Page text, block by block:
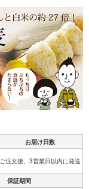
お届け日数
ご注文後、3営業日以内に発送
保証期間